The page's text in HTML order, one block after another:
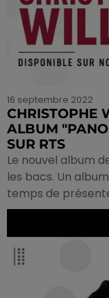
16 septembre 2022
CHRISTOPHE
ALBUM
SUR RTS
Le nouvel album
les bacs. Un
temps de